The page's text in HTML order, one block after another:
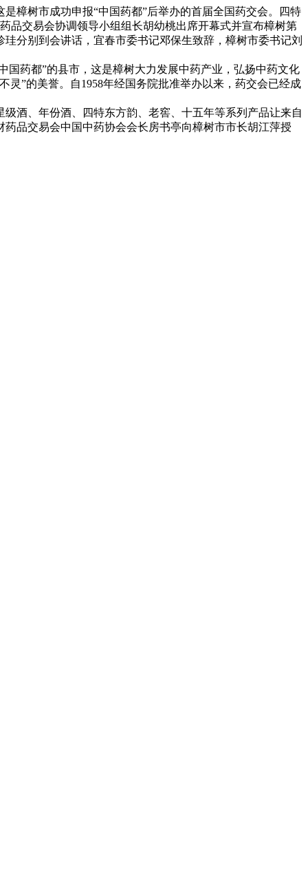
樟树市成功申报“中国药都”后举办的首届全国药交会。四特
品交易会协调领导小组组长胡幼桃出席开幕式并宣布樟树第
分别到会讲话，宜春市委书记邓保生致辞，樟树市委书记刘
药都”的县市，这是樟树大力发展中药产业，弘扬中药文化
灵”的美誉。自1958年经国务院批准举办以来，药交会已经成
酒、年份酒、四特东方韵、老窖、十五年等系列产品让来自
品交易会中国中药协会会长房书亭向樟树市市长胡江萍授